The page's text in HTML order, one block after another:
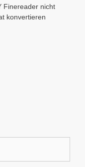
Finereader nicht
konvertieren